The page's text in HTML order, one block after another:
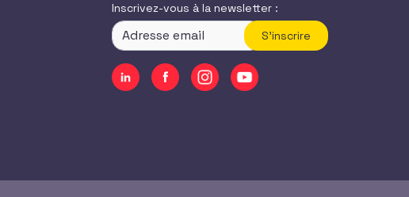
Inscrivez-vous à la newsletter :
S'inscrire